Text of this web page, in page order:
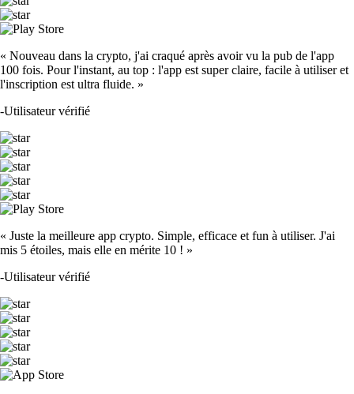
« Nouveau dans la crypto, j'ai craqué après avoir vu la pub de l'app
100 fois. Pour l'instant, au top : l'app est super claire, facile à utiliser et
l'inscription est ultra fluide. »
-Utilisateur vérifié
« Juste la meilleure app crypto. Simple, efficace et fun à utiliser. J'ai
mis 5 étoiles, mais elle en mérite 10 ! »
-Utilisateur vérifié